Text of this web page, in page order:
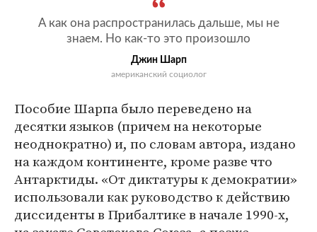
А как она распространилась дальше, мы не
знаем. Но как-то это произошло
Джин Шарп
американский социолог
Пособие Шарпа было переведено на
десятки языков (причем на некоторые
неоднократно) и, по словам автора, издано
на каждом континенте, кроме разве что
Антарктиды. «От диктатуры к демократии»
использовали как руководство к действию
диссиденты в Прибалтике в начале 1990-х,